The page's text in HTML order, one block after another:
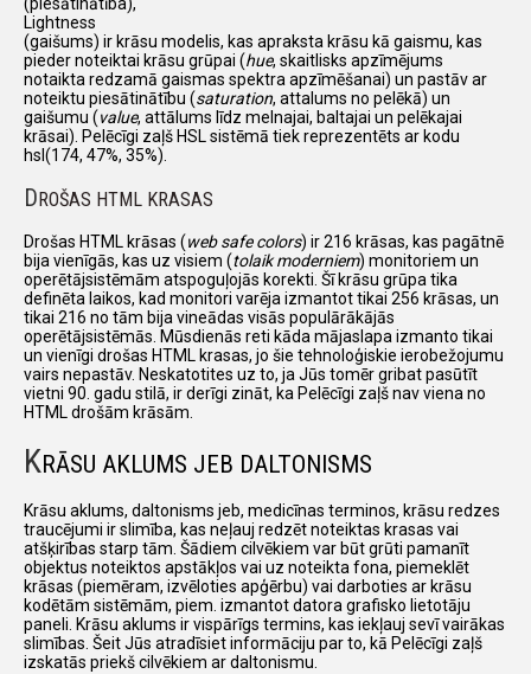
Lightness
(gaišums) ir krāsu modelis, kas apraksta krāsu kā gaismu, kas
pieder noteiktai krāsu grūpai (hue, skaitlisks apzīmējums
notaikta redzamā gaismas spektra apzīmēšanai) un pastāv ar
noteiktu piesātinātību (saturation, attalums no pelēkā) un
gaišumu (value, attālums līdz melnajai, baltajai un pelēkajai
krāsai). Pelēcīgi zaļš HSL sistēmā tiek reprezentēts ar kodu
hsl(174, 47%, 35%).
D ROŠAS HTML KRASAS
Drošas HTML krāsas (web safe colors) ir 216 krāsas, kas pagātnē
bija vienīgās, kas uz visiem (tolaik moderniem) monitoriem un
operētājsistēmām atspoguļojās korekti. Šī krāsu grūpa tika
definēta laikos, kad monitori varēja izmantot tikai 256 krāsas, un
tikai 216 no tām bija vineādas visās populārākājās
operētājsistēmās. Mūsdienās reti kāda mājaslapa izmanto tikai
un vienīgi drošas HTML krasas, jo šie tehnoloģiskie ierobežojumu
vairs nepastāv. Neskatotites uz to, ja Jūs tomēr gribat pasūtīt
vietni 90. gadu stilā, ir derīgi zināt, ka Pelēcīgi zaļš nav viena no
HTML drošām krāsām.
KRĀSU AKLUMS JEB DALTONISMS
Krāsu aklums, daltonisms jeb, medicīnas terminos, krāsu redzes
traucējumi ir slimība, kas neļauj redzēt noteiktas krasas vai
atšķirības starp tām. Šādiem cilvēkiem var būt grūti pamanīt
objektus noteiktos apstākļos vai uz noteikta fona, piemeklēt
krāsas (piemēram, izvēloties apģērbu) vai darboties ar krāsu
kodētām sistēmām, piem. izmantot datora grafisko lietotāju
paneli. Krāsu aklums ir vispārīgs termins, kas iekļauj sevī vairākas
slimības. Šeit Jūs atradīsiet informāciju par to, kā Pelēcīgi zaļš
izskatās priekš cilvēkiem ar daltonismu.